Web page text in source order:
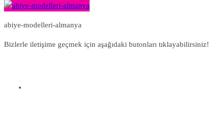
abiye-modelleri-almanya
Bizlerle iletişime geçmek için aşağıdaki butonları tıklayabilirsiniz!